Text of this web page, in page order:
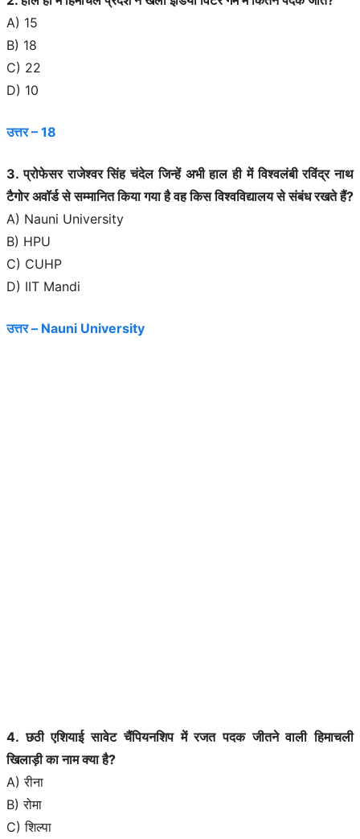
A) 15
B) 18
C) 22
D) 10
उत्तर – 18
3. प्रोफेसर राजेश्वर सिंह चंदेल जिन्हें अभी हाल ही में विश्वलंबी रविंद्र नाथ
टैगोर अवॉर्ड से सम्मानित किया गया है वह किस विश्वविद्यालय से संबंध रखते हैं?
A) Nauni University
B) HPU
C) CUHP
D) IIT Mandi
उत्तर – Nauni University
4. छठी एशियाई सावेट चैंपियनशिप में रजत पदक जीतने वाली हिमाचली
खिलाड़ी का नाम क्या है?
A) रीना
B) रोमा
C) शिल्पा